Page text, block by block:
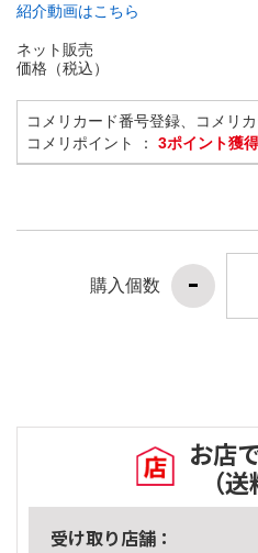
紹介動画はこちら
ネット販売
価格（税込）
コメリカード番号登録、コメリ
コメリポイント ： 3ポイント獲得
購入個数
お店
（
受け取り店舗：